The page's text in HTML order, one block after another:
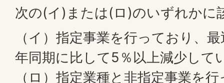
次の(イ)または(ロ)のいずれかに
（イ）指定事業を行っており、
年同期に比して5％以上減少して
（ロ）指定業種と非指定事業を